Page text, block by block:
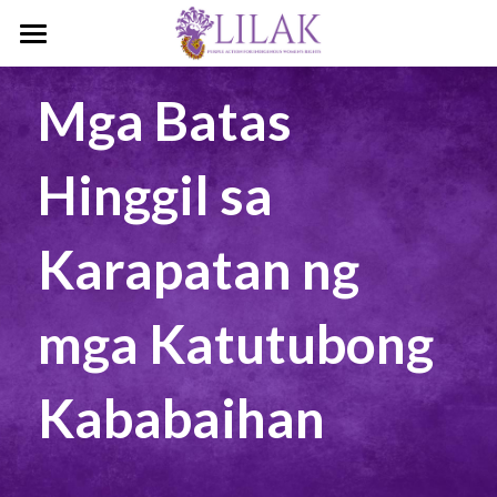
Home
Our Story
Our People
Programs & Campaigns
Take a Stand
LILAK Press
Resources
Mga Batas
Hinggil sa
Karapatan ng
mga Katutubong
Kababaihan